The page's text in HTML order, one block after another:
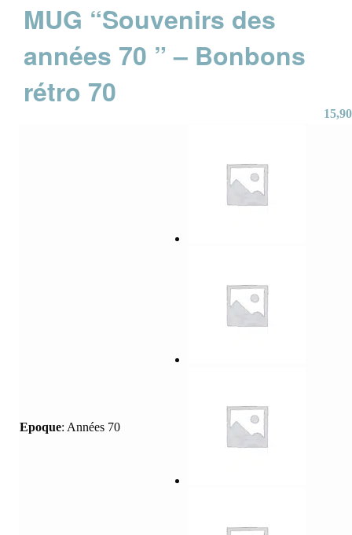
MUG “Souvenirs des
années 70 ” – Bonbons
rétro 70
15,90
Epoque: Années 70